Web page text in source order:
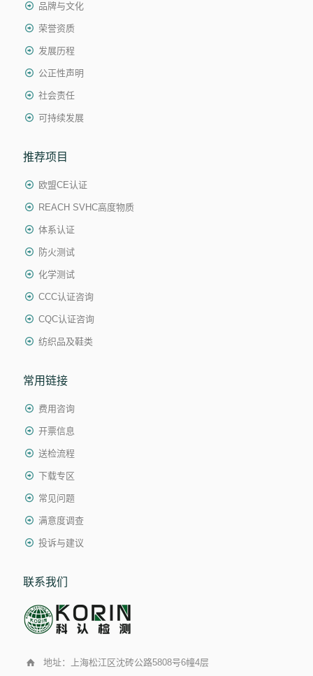
品牌与文化
荣誉资质
发展历程
公正性声明
社会责任
可持续发展
推荐项目
欧盟CE认证
REACH SVHC高度物质
体系认证
防火测试
化学测试
CCC认证咨询
CQC认证咨询
纺织品及鞋类
常用链接
费用咨询
开票信息
送检流程
下载专区
常见问题
满意度调查
投诉与建议
联系我们
地址：上海松江区沈砖公路5808号6幢4层